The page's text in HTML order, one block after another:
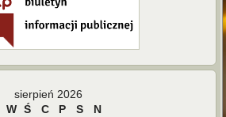
sierpień 2026
W Ś C P S
N